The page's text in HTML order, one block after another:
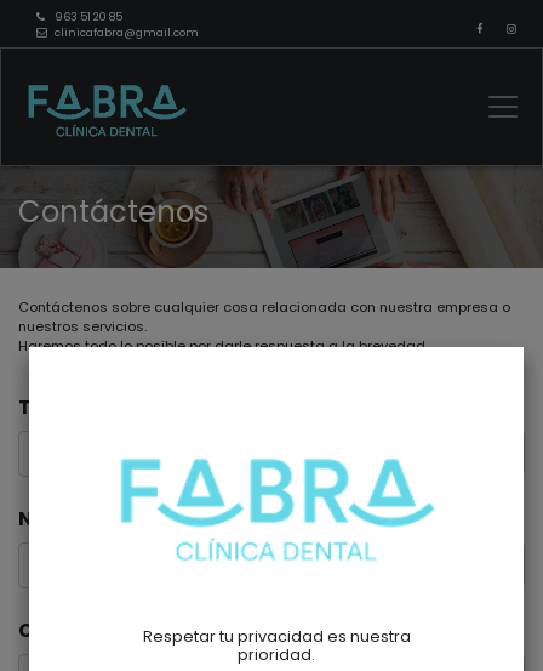
963 51 20 85
clinicafabra@gmail.com
Contáctenos
Contáctenos sobre cualquier cosa relacionada con nuestra empresa o
nuestros servicios.
Haremos todo lo posible por darle respuesta a la brevedad.
Tu Nombre
Número de Teléfono
Correo electrónico *
Respetar tu privacidad es nuestra
prioridad.